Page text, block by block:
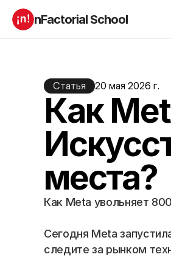
nFactorial School
Incubator 2026
Компаниям
Старт в ИТ
Андроид разработчик
Алгоритмы
iOS с 0
Python-разработчик
Product
Data
Аналитик
QA
RESOURCES
Статья 20 мая 2026 г.
Как
места?
Как Meta увольняет
Сегодня Meta
следите за рынком